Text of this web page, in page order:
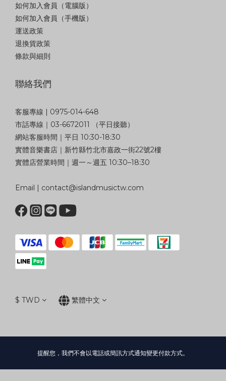
如何加入會員（電腦版）
如何加入會員（手機版）
運送政策
退換貨政策
條款與細則
聯絡我們
客服專線 | 0975-014-648
市話專線｜03-6672011 （平日接聽）
網站客服時間｜平日 10:30-18:30
實體音樂書店｜新竹縣竹北市嘉政一街22號2樓
實體店營業時間｜週一～週五 10:30–18:30
Email | contact@islandmusictw.com
$ TWD 繁體中文
提醒您，我們不會以電話或簡訊方式通知變更付款方式。